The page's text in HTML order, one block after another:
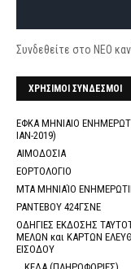
Συνδεθείτε στο ΝΕΟ
ΧΡΗΣΙΜΟΙ ΣΥΝΔΕΣΜΟΙ
ΕΦΚΑ ΜΗΝΙΑΙΟ
ΙΑΝ-2019)
ΑΙΜΟΔΟΣΙΑ
ΕΟΡΤΟΛΟΓΙΟ
ΜΤΑ ΜΗΝΙΑΊΟ
ΡΑΝΤΕΒΟΥ 424ΓΣΝΕ
ΟΔΗΓΙΕΣ ΕΚΔΟΣΗΣ
ΜΕΛΩΝ και ΚΑΡΤΩΝ
ΕΙΣΟΔΟΥ